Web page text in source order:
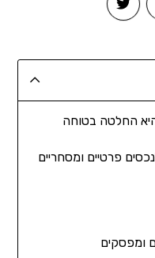
החלטה בטוחה
פרטיים ומסחריים
ומפסקים